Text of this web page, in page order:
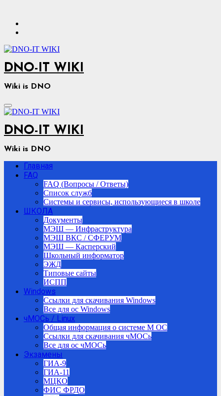
содержимому
DNO-IT WIKI
Wiki is DNO
DNO-IT WIKI
Wiki is DNO
Главная
FAQ
FAQ (Вопросы / Ответы)
Список служб
Системы и сервисы, использующиеся в школе
ШКОЛА
Документы
МЭШ — Инфраструктура
МЭШ ВКС / СФЕРУМ
МЭШ — Касперский
Школьный информатор
ЭЖД
Типовые сайты
ИСПП
Windows
Ссылки для скачивания Windows
Все для ос Windows
чМОСь / Linux
Общая информация о системе М ОС
Ссылки для скачивания чМОСь
Все для ос чМОСь
Экзамены
ГИА-9
ГИА-11
МЦКО
ФИС ФРДО